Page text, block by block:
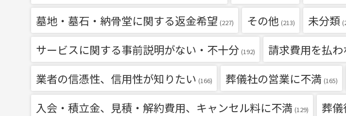
墓地・墓石・納骨堂に関する返金希望 (227) その他 (213) 未分類
サービスに関する事前説明がない・不十分 (192) 請求費用を払
業者の信憑性、信用性が知りたい (166) 葬儀社の営業に不満 (165)
入会・積立金、見積・解約費用、キャンセル料に不満 (129) 葬